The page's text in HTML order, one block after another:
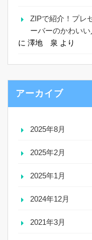
ZIPで紹介！プレ
ーバーのかわいい
に 澤地 泉 より
アーカイブ
2025年8月
2025年2月
2025年1月
2024年12月
2021年3月